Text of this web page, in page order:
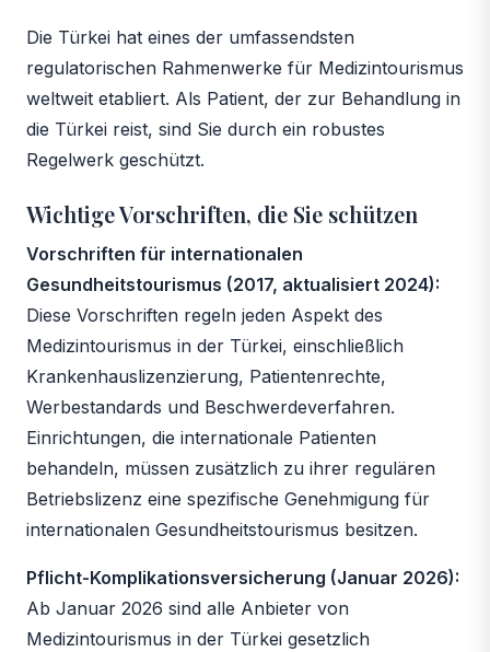
Die Türkei hat eines der umfassendsten
regulatorischen Rahmenwerke für Medizintourismus
weltweit etabliert. Als Patient, der zur Behandlung in
die Türkei reist, sind Sie durch ein robustes
Regelwerk geschützt.
Wichtige Vorschriften, die Sie schützen
Vorschriften für internationalen
Gesundheitstourismus (2017, aktualisiert 2024):
Diese Vorschriften regeln jeden Aspekt des
Medizintourismus in der Türkei, einschließlich
Krankenhauslizenzierung, Patientenrechte,
Werbestandards und Beschwerdeverfahren.
Einrichtungen, die internationale Patienten
behandeln, müssen zusätzlich zu ihrer regulären
Betriebslizenz eine spezifische Genehmigung für
internationalen Gesundheitstourismus besitzen.
Pflicht-Komplikationsversicherung (Januar 2026):
Ab Januar 2026 sind alle Anbieter von
Medizintourismus in der Türkei gesetzlich